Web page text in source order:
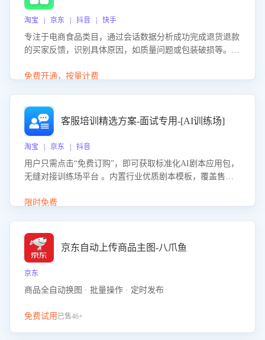
淘宝 | 京东 | 抖音 | 快手
专注于电商食品类目，通过会话数据分析成功完成退货退款
的买家反馈，识别具体原因，如质量问题或包装破损等。结
商家降低退款率，提升售后效率。
免费开通，按量计费
客服培训精选方案-面试专用-[AI训练场]
淘宝 | 京东 | 抖音
用户只需点击“免费订购”，即可获取标准化AI剧本应用包，
无缝对接训练场平台 。内置行业优质剧本模板，覆盖售前
初始化时间，助力企业快速启动智能客服训练
限时免费
京东自动上传商品主图-八爪鱼
京东
商品全自动换图 · 批量操作 · 定时发布
免费试用 已售46+